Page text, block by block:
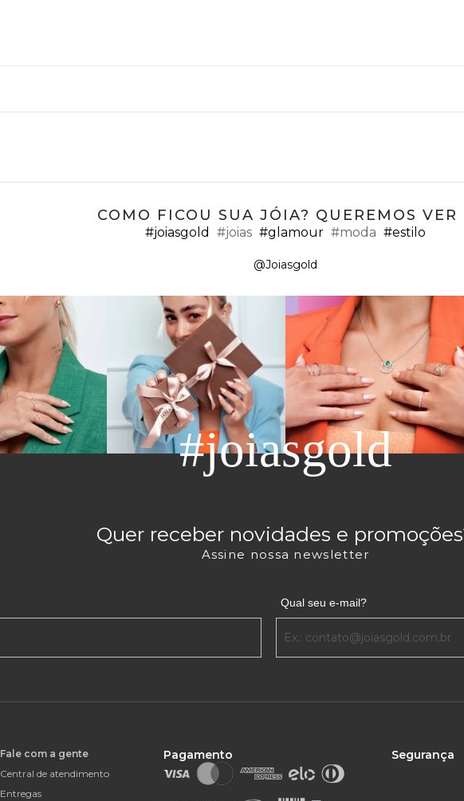
COMO FICOU SUA JÓIA? QUEREMOS VER
#joiasgold #joias #glamour #moda #estilo
@Joiasgold
#joiasgold
Quer receber novidades e
Assine nossa newsletter
Qual seu e-mail?
Fale com a gente
Central de atendimento
Entregas
Pagamento Segurança